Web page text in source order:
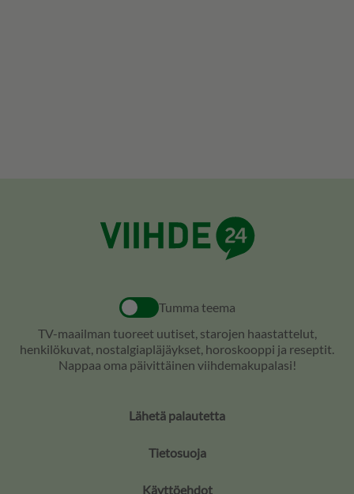
Tumma teema
TV-maailman tuoreet uutiset, starojen haastattelut,
henkilökuvat, nostalgiapläjäykset, horoskooppi ja reseptit.
Nappaa oma päivittäinen viihdemakupalasi!
Lähetä palautetta
Tietosuoja
Käyttöehdot